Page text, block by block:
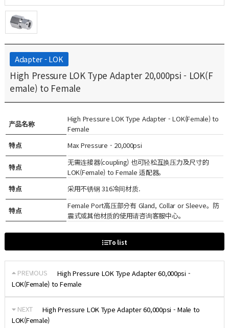
Adapter - LOK
High Pressure LOK Type Adapter 20,000psi - LOK(F
emale) to Female
产品名称
High Pressure LOK Type Adapter - LOK(Female) to
Female
特点
Max Pressure - 20,000psi
特点
无需连接器(coupling) 也可轻松互换压力及尺寸的
LOK(Female) to Female 适配器。
特点
采用不锈钢 316冷间材质.
特点
Female Port高压部分有 Gland, Collar or Sleeve。防
震式或其他材质的使用请咨询客服中心。
To list
PREVIOUS
High Pressure LOK Type Adapter 60,000psi -
LOK(Female) to Female
NEXT
High Pressure LOK Type Adapter 60,000psi - Male to
LOK(Female)